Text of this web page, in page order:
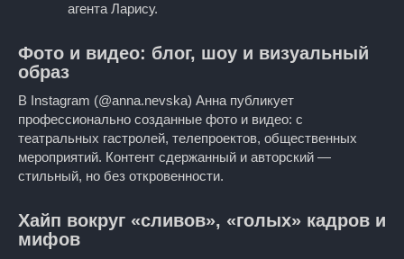
агента Ларису.
Фото и видео: блог, шоу и визуальный
образ
В Instagram (@anna.nevska) Анна публикует
профессионально созданные фото и видео: с
театральных гастролей, телепроектов, общественных
мероприятий. Контент сдержанный и авторский —
стильный, но без откровенности.
Хайп вокруг «сливов», «голых» кадров и
мифов